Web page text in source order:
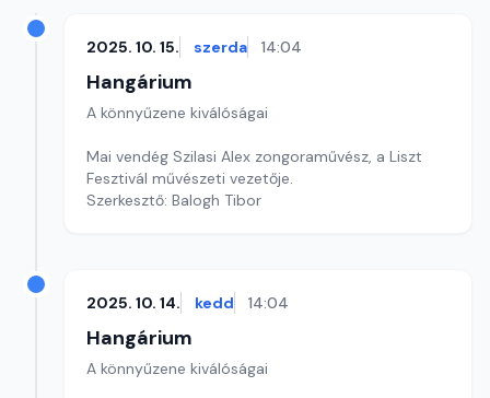
2025. 10. 15. szerda 14:04
Hangárium
A könnyűzene kiválóságai
Mai vendég Szilasi Alex zongoraművész, a Liszt
Fesztivál művészeti vezetője.
Szerkesztő: Balogh Tibor
2025. 10. 14. kedd 14:04
Hangárium
A könnyűzene kiválóságai